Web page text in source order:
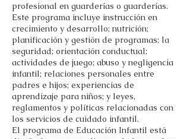
profesional en guarderías o guarderías.
Este programa incluye instrucción en
crecimiento y desarrollo; nutrición;
planificación y gestión de programas; la
seguridad; orientación conductual;
actividades de juego; abuso y negligencia
infantil; relaciones personales entre
padres e hijos; experiencias de
aprendizaje para niños; y leyes,
reglamentos y políticas relacionadas con
los servicios de cuidado infantil.
El programa de Educación Infantil está